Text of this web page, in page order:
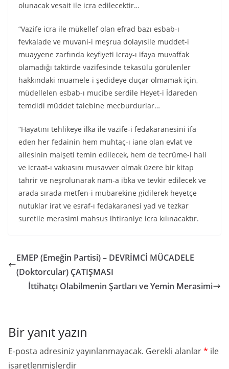
olunacak vesait ile icra edilecektir…
“Vazife icra ile mükellef olan efrad bazı esbab-ı
fevkalade ve muvani-i meşrua dolayısile muddet-i
muayyene zarfında keyfiyeti icray-ı ifaya muvaffak
olamadığı taktirde vazifesinde tekasülu görülenler
hakkındaki muamele-i şedideye duçar olmamak için,
müdellelen esbab-ı mucibe serdile Heyet-i İdareden
temdidi müddet talebine mecburdurlar…
“Hayatını tehlikeye ilka ile vazife-i fedakaranesini ifa
eden her fedainin hem muhtaç-ı iane olan evlat ve
ailesinin maişeti temin edilecek, hem de tecrüme-i hali
ve icraat-ı vakıasını musavver olmak üzere bir kitap
tahrir ve neşrolunarak nam-a ibka ve tevkir edilecek ve
arada sırada metfen-i mubarekine gidilerek heyetçe
nutuklar irat ve esraf-ı fedakaranesi yad ve tezkar
suretile merasimi mahsus ihtiraniye icra kılınacaktır.
EMEP (Emeğin Partisi) – DEVRİMCİ MÜCADELE
(Doktorcular) ÇATIŞMASI
İttihatçı Olabilmenin Şartları ve Yemin Merasimi
Bir yanıt yazın
E-posta adresiniz yayınlanmayacak. Gerekli alanlar* ile
işaretlenmişlerdir